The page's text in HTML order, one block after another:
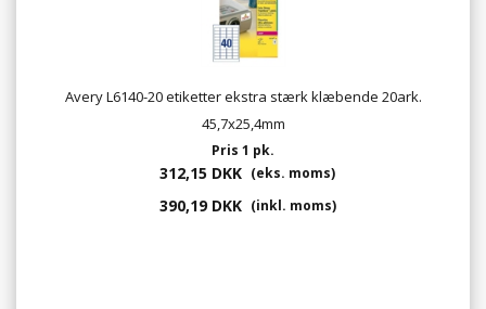
Avery L6140-20 etiketter ekstra stærk klæbende 20ark.
45,7x25,4mm
Pris 1 pk.
312,15 DKK (eks. moms)
390,19 DKK (inkl. moms)